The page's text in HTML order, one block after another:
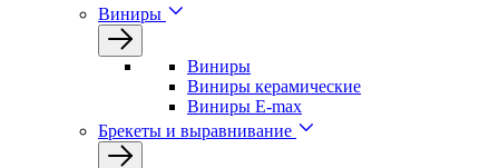
Виниры
Виниры
Виниры керамические
Виниры E-max
Брекеты и выравнивание